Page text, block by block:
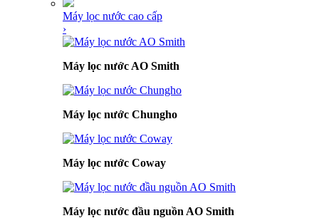
Máy lọc nước cao cấp
›
Máy lọc nước AO Smith
Máy lọc nước Chungho
Máy lọc nước Coway
Máy lọc nước đầu nguồn AO Smith